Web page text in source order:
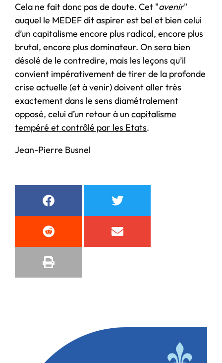
Cela ne fait donc pas de doute. Cet "avenir"
auquel le MEDEF dit aspirer est bel et bien celui
d’un capitalisme encore plus radical, encore plus
brutal, encore plus dominateur. On sera bien
désolé de le contredire, mais les leçons qu’il
convient impérativement de tirer de la profonde
crise actuelle (et à venir) doivent aller très
exactement dans le sens diamétralement
opposé, celui d’un retour à un capitalisme
tempéré et contrôlé par les Etats.
Jean-Pierre Busnel